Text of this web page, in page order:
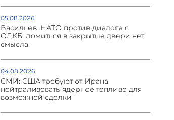
05.08.2026
Васильев: НАТО против диалога с
ОДКБ, ломиться в закрытые двери нет
смысла
04.08.2026
СМИ: США требуют от Ирана
нейтрализовать ядерное топливо для
возможной сделки